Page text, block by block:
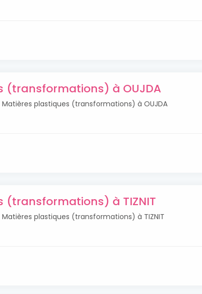
(transformations) à OUJDA
plastiques (transformations) à OUJDA
(transformations) à TIZNIT
plastiques (transformations) à TIZNIT